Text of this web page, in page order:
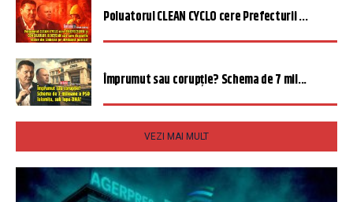
Poluatorul CLEAN CYCLO cere Prefecturii ...
Împrumut sau corupție? Schema de 7 mil...
VEZI MAI MULT